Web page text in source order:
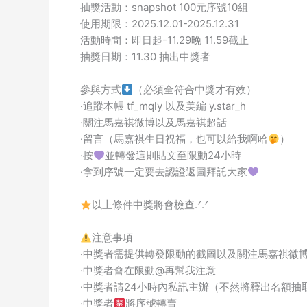
抽獎活動：snapshot 100元序號10組
使用期限：2025.12.01-2025.12.31
活動時間：即日起-11.29晚 11.59截止
抽獎日期：11.30 抽出中獎者
參與方式
（必須全符合中獎才有效）
·追蹤本帳 tf_mqly 以及美編 y.star_h
·關注馬嘉祺微博以及馬嘉祺超話
·留言（馬嘉祺生日祝福，也可以給我啊哈
）
·按
並轉發這則貼文至限動24小時
·拿到序號一定要去認證返圖拜託大家
以上條件中獎將會檢查.ᐟ.ᐟ
注意事項
·中獎者需提供轉發限動的截圖以及關注馬嘉祺微
·中獎者會在限動@再幫我注意
·中獎者請24小時內私訊主辦（不然將釋出名額抽
·中獎者
將序號轉賣